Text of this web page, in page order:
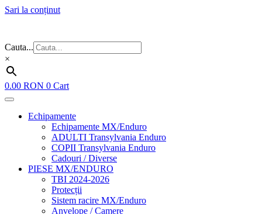
Sari la conținut
Cauta...
×
0.00 RON 0 Cart
Echipamente
Echipamente MX/Enduro
ADULTI Transylvania Enduro
COPII Transylvania Enduro
Cadouri / Diverse
PIESE MX/ENDURO
TBI 2024-2026
Protecții
Sistem racire MX/Enduro
Anvelope / Camere